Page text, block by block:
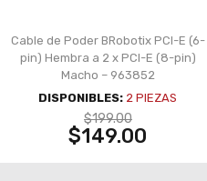
Cable de Poder BRobotix PCI-E (6-
pin) Hembra a 2 x PCI-E (8-pin)
Macho – 963852
DISPONIBLES: 2 PIEZAS
$199.00
$149.00